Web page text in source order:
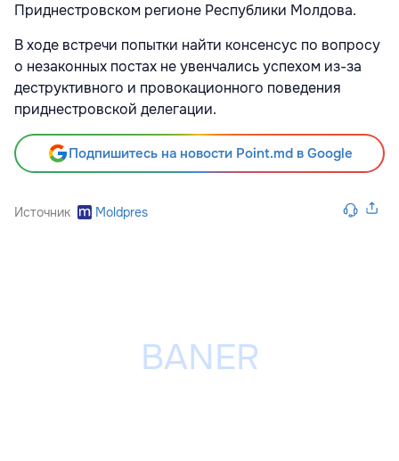
Приднестровском регионе Республики Молдова.
В ходе встречи попытки найти консенсус по вопросу
о незаконных постах не увенчались успехом из-за
деструктивного и провокационного поведения
приднестровской делегации.
Подпишитесь на новости Point.md в Google
Источник Moldpres